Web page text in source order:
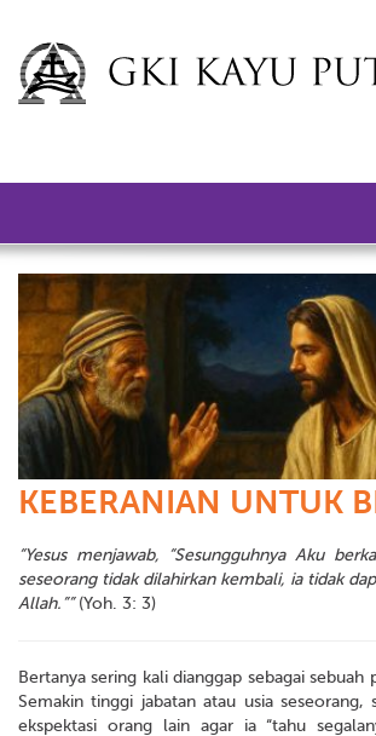
KEBERANIAN UNTUK
“Yesus menjawab, “Sesungguhnya Aku
seseorang tidak dilahirkan kembali, ia tidak
Allah.””(Yoh. 3: 3)
Bertanya sering kali dianggap sebagai sebuah
Semakin tinggi jabatan atau usia seseorang,
ekspektasi orang lain agar ia “tahu